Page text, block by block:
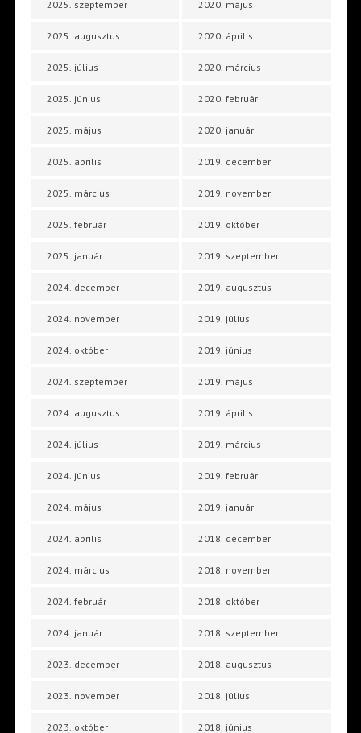
2025. szeptember
2025. augusztus
2025. július
2025. június
2025. május
2025. április
2025. március
2025. február
2025. január
2024. december
2024. november
2024. október
2024. szeptember
2024. augusztus
2024. július
2024. június
2024. május
2024. április
2024. március
2024. február
2024. január
2023. december
2023. november
2023. október
2020. május
2020. április
2020. március
2020. február
2020. január
2019. december
2019. november
2019. október
2019. szeptember
2019. augusztus
2019. július
2019. június
2019. május
2019. április
2019. március
2019. február
2019. január
2018. december
2018. november
2018. október
2018. szeptember
2018. augusztus
2018. július
2018. június